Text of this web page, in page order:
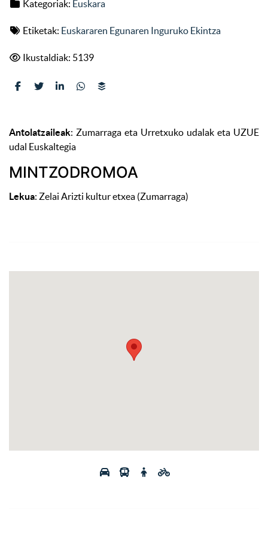
Kategoriak: Euskara
Etiketak: Euskararen Egunaren Inguruko Ekintza
Ikustaldiak: 5139
Antolatzaileak: Zumarraga eta Urretxuko udalak eta UZUE
udal Euskaltegia
MINTZODROMOA
Lekua: Zelai Arizti kultur etxea (Zumarraga)